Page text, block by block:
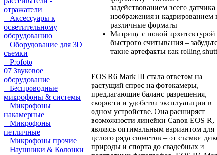
отражатели
Аксессуары к
осветительному
оборудованию
Оборудование для 3D
съемки
Profoto
07 Звуковое
оборудование
Беспроводные
микрофоны & системы
Микрофоны
накамерные
Микрофоны
петличные
Микрофоны прочие
Наушники & Колонки
задействованием всего датчика
изображения и кадрированием
различные форматы
Матрица с новой архитектурой
быстрого считывания –
такие артефакты как rolling
EOS R6 Mark III стала ответом на
растущий спрос на фотокамеры,
предлагающие баланс разрешения,
скорости и удобства эксплуатации в
одном устройстве. Она расширяет
возможности линейки Canon EOS R,
являясь оптимальным вариантом для
целого ряда сюжетов – от съемки
природы и спорта до свадебных и